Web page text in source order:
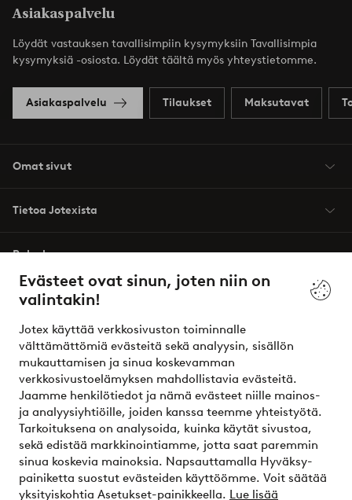
Evästeet ovat sinun, joten niin on
valintakin!
Jotex käyttää verkkosivuston toiminnalle
välttämättömiä evästeitä sekä analyysin, sisällön
mukauttamisen ja sinua koskevamman
verkkosivustoelämyksen mahdollistavia evästeitä.
Jaamme henkilötiedot ja nämä evästeet niille mainos-
ja analyysiyhtiöille, joiden kanssa teemme yhteistyötä.
Tarkoituksena on analysoida, kuinka käytät sivustoa,
sekä edistää markkinointiamme, jotta saat paremmin
sinua koskevia mainoksia. Napsauttamalla Hyväksy-
painiketta suostut evästeiden käyttöömme. Voit säätää
yksityiskohtia Asetukset-painikkeella. Lue lisää
Asiakaspalvelu
Löydät vastauksen tavallisimpiin kysymyksiin Tavallisimpia
kysymyksiä -osiosta. Löydät täältä myös yhteystietomme.
Asiakaspalvelu Tilaukset Maksutavat
Omat sivut
Tietoa Jotexista
Palvelumme
Ehdot
Ystävät
Turvalliset maksut – maksa nyt tai erissä
Haluatko tietää lisää maksuvaihtoehdoistamme?
elpy